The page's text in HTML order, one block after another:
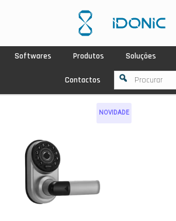
Softwares Produtos Soluções
Contactos
NOVIDADE